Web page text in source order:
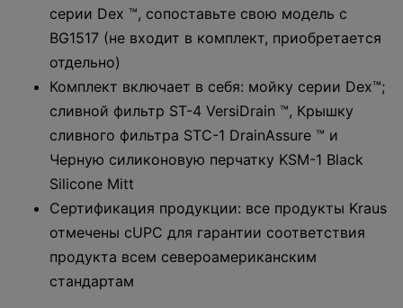
серии Dex ™, сопоставьте свою модель с
BG1517 (не входит в комплект, приобретается
отдельно)
Комплект включает в себя: мойку серии Dex™;
сливной фильтр ST-4 VersiDrain ™, Крышку
сливного фильтра STC-1 DrainAssure ™ и
Черную силиконовую перчатку KSM-1 Black
Silicone Mitt
Сертификация продукции: все продукты Kraus
отмечены cUPC для гарантии соответствия
продукта всем североамериканским
стандартам